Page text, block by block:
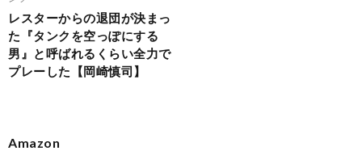
レスターからの退団が決まっ
た『タンクを空っぽにする
男』と呼ばれるくらい全力で
プレーした【岡崎慎司】
Amazon